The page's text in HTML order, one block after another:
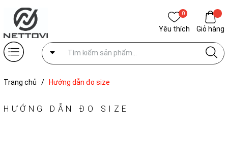
0
Yêu thích Giỏ hàng
Trang chủ / Hướng dẫn đo size
HƯỚNG DẪN ĐO SIZE